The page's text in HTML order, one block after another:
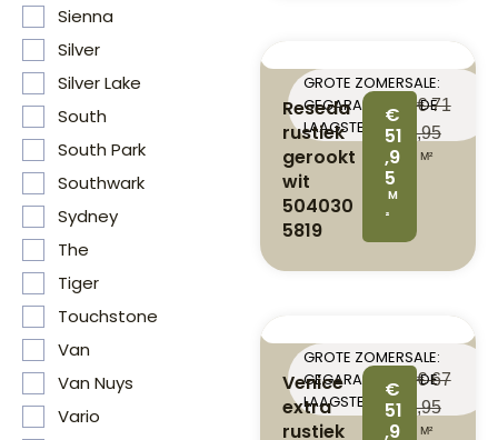
Sienna
Silver
Silver Lake
South
South Park
Southwark
Sydney
The
Tiger
Touchstone
Van
Van Nuys
Vario
GROTE ZOMERSALE:
GEGARANDEERD DE
LAAGSTE PRIJS
Reseda
rustiek
gerookt
wit
504030
5819
€
51
,9
5
M
²
€71
,95
M²
GROTE ZOMERSALE:
GEGARANDEERD DE
LAAGSTE PRIJS
Venice
extra
rustiek
€
51
,9
€67
,95
M²